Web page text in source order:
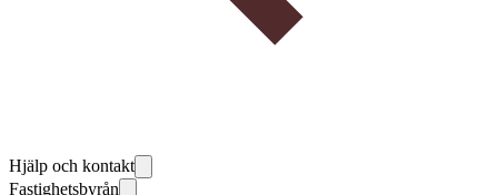
Hjälp och kontakt
Fastighetsbyrån